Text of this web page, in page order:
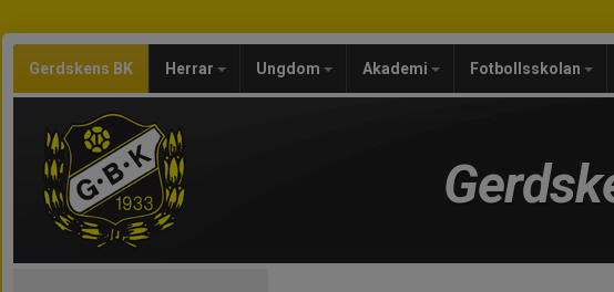
Gerdskens BK Herrar Ungdom Akademi Fotbollsskolan